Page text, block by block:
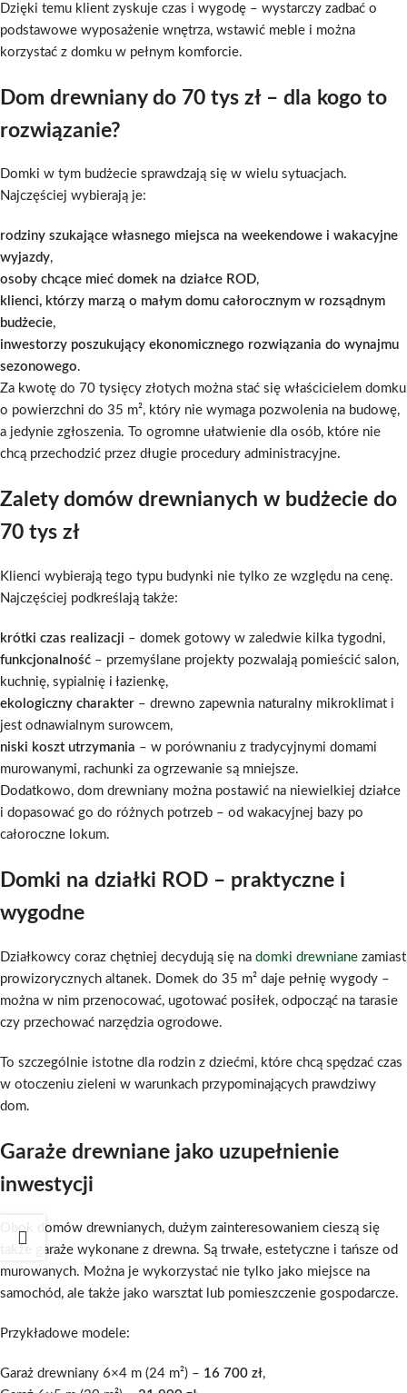
Dzięki temu klient zyskuje czas i wygodę – wystarczy zadbać o
podstawowe wyposażenie wnętrza, wstawić meble i można
korzystać z domku w pełnym komforcie.
Dom drewniany do 70 tys zł – dla kogo to
rozwiązanie?
Domki w tym budżecie sprawdzają się w wielu sytuacjach.
Najczęściej wybierają je:
rodziny szukające własnego miejsca na weekendowe i wakacyjne
wyjazdy,
osoby chcące mieć domek na działce ROD,
klienci, którzy marzą o małym domu całorocznym w rozsądnym
budżecie,
inwestorzy poszukujący ekonomicznego rozwiązania do wynajmu
sezonowego.
Za kwotę do 70 tysięcy złotych można stać się właścicielem domku
o powierzchni do 35 m², który nie wymaga pozwolenia na budowę,
a jedynie zgłoszenia. To ogromne ułatwienie dla osób, które nie
chcą przechodzić przez długie procedury administracyjne.
Zalety domów drewnianych w budżecie do
70 tys zł
Klienci wybierają tego typu budynki nie tylko ze względu na cenę.
Najczęściej podkreślają także:
krótki czas realizacji – domek gotowy w zaledwie kilka tygodni,
funkcjonalność – przemyślane projekty pozwalają pomieścić salon,
kuchnię, sypialnię i łazienkę,
ekologiczny charakter – drewno zapewnia naturalny mikroklimat i
jest odnawialnym surowcem,
niski koszt utrzymania – w porównaniu z tradycyjnymi domami
murowanymi, rachunki za ogrzewanie są mniejsze.
Dodatkowo, dom drewniany można postawić na niewielkiej działce
i dopasować go do różnych potrzeb – od wakacyjnej bazy po
całoroczne lokum.
Domki na działki ROD – praktyczne i
wygodne
Działkowcy coraz chętniej decydują się na domki drewniane zamiast
prowizorycznych altanek. Domek do 35 m² daje pełnię wygody –
można w nim przenocować, ugotować posiłek, odpocząć na tarasie
czy przechować narzędzia ogrodowe.
To szczególnie istotne dla rodzin z dziećmi, które chcą spędzać czas
w otoczeniu zieleni w warunkach przypominających prawdziwy
dom.
Garaże drewniane jako uzupełnienie
inwestycji
Obok domów drewnianych, dużym zainteresowaniem cieszą się
także garaże wykonane z drewna. Są trwałe, estetyczne i tańsze od
murowanych. Można je wykorzystać nie tylko jako miejsce na
samochód, ale także jako warsztat lub pomieszczenie gospodarcze.
Przykładowe modele:
Garaż drewniany 6×4 m (24 m²) – 16 700 zł,